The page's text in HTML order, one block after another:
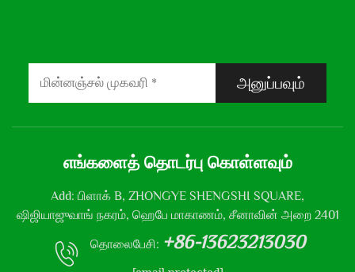
அனுப்பவும்
எங்களைத் தொடர்பு கொள்ளவும்
Add: பிளாக் B, ZHONGYE SHENGSHI SQUARE,
ஷிஜியாஜுவாங் நகரம், ஹெபே மாகாணம், சீனாவின் அறை 2401
தொலைபேசி: +86-13623213030